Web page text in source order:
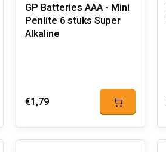
GP Batteries AAA - Mini
Penlite 6 stuks Super
Alkaline
€1,79